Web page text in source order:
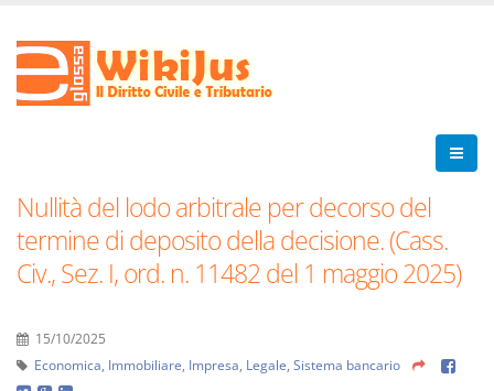
Nullità del lodo arbitrale per decorso del
termine di deposito della decisione. (Cass.
Civ., Sez. I, ord. n. 11482 del 1 maggio 2025)
15/10/2025
Economica Immobiliare Impresa Legale Sistema bancario